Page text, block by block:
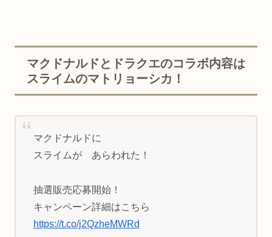
マクドナルドとドラクエのコラボ内容は
スライムのマトリョーシカ！
マクドナルドに
スライムが あらわれた！
抽選販売応募開始！
キャンペーン詳細はこちら
https://t.co/j2QzheMWRd